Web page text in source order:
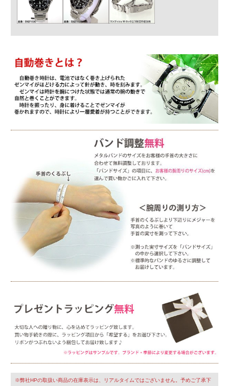
※弊社HPの取扱い商品の在庫表示は、リアルタイムではございません。予めご了承下